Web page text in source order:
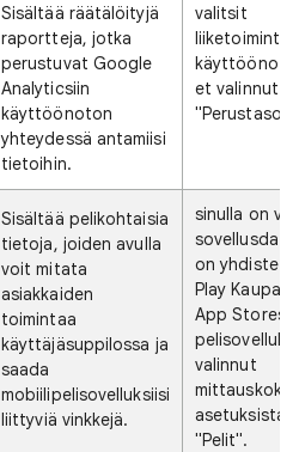
Sisältää räätälöityjä
raportteja, jotka
perustuvat Google
Analyticsiin
käyttöönoton
yhteydessä antamiisi
tietoihin.
valitsit
et valinnut
Sisältää pelikohtaisia
tietoja, joiden avulla
voit mitata
asiakkaiden
toimintaa
käyttäjäsuppilossa ja
saada
mobiilipelisovelluksiisi
liittyviä vinkkejä.
sinulla on
on
Play
App
valinnut
asetuksista
"Pelit".